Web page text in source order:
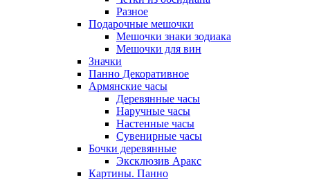
Разное
Подарочные мешочки
Мешочки знаки зодиака
Мешочки для вин
Значки
Панно Декоративное
Армянские часы
Деревянные часы
Наручные часы
Настенные часы
Сувенирные часы
Бочки деревянные
Эксклюзив Аракс
Картины. Панно